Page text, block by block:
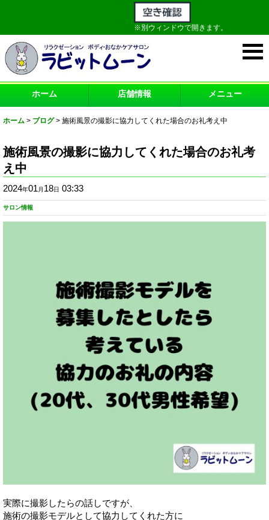
※別ウィンドウで開きます。
ホーム 店舗情報 メニュー
ホーム > ブログ > 施術風景の撮影に協力してくれた場合のお礼考え中
施術風景の撮影に協力してくれた場合のお礼考
え中
2024年01月 18日 03:33
サロン情報
実際に撮影したらの話しですが、
施術の撮影モデルとして協力してくれた方に